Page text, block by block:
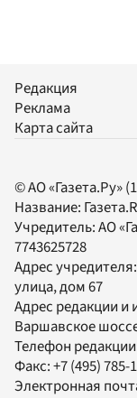
Редакция
Реклама
Карта сайта
© АО «Газета.Ру»
Название:
Учредитель:АО
7743625728
Адрес
улица, дом 67
Адрес редакции и
Варшавское
Телефон
Факс:+7 (495) 785-
Электронная